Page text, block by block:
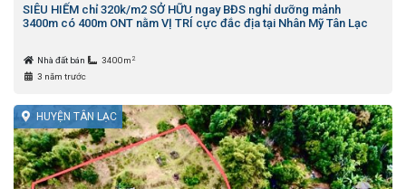
SIÊU HIẾM chỉ 320k/m2 SỞ HỮU ngay BĐS nghỉ dưỡng mảnh
3400m có 400m ONT nằm VỊ TRÍ cực đắc địa tại Nhân Mỹ Tân Lạc
Nhà đất bán 3400m 2
3 năm trước
HUYỆN TÂN LẠC